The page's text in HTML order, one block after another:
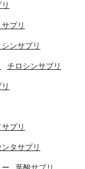
プリ
シンサプリ
チロシンサプリ
プリ
タサプリ